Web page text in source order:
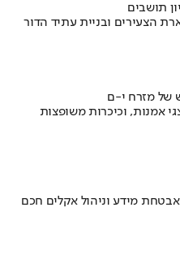
הצעירים ובניית עתיד הדור
של מזרח י-ם
אמנות, וכיכרות משופצות
מידע וניהול אקלים חכם